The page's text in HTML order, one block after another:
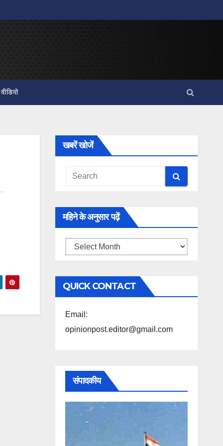
वीडियो
खबरें खोजें
महिने के अनुसार पढ़ें
महिने
अनुसार
पढ़ें
QUICK CONTACT
Email:
opinionpost.editor@gmail.com
संपादकीय